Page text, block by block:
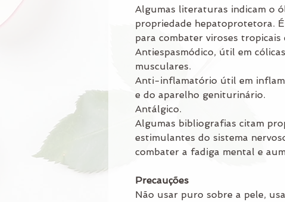
Algumas literaturas indicam o
propriedade hepatoprotetora.
para combater viroses tropicais
Antiespasmódico, útil em
musculares.
Anti-inflamatório útil em
e do aparelho geniturinário.
Antálgico.
Algumas bibliografias citam
estimulantes do sistema
combater a fadiga mental e
Precauções
Não usar puro sobre a pele,